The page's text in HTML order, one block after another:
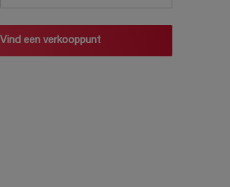
Vind een verkooppunt